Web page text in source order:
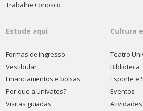
Trabalhe Conosco
Estude aqui
Formas de ingresso
Vestibular
Financiamentos e bolsas
Por que a Univates?
Visitas guiadas
Cultura
Teatro
Biblioteca
Esporte e
Eventos